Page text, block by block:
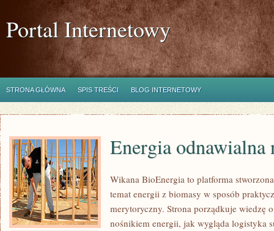
Portal Internetowy
STRONA GŁÓWNA SPIS TREŚCI BLOG INTERNETOWY
Energia odnawialna
Wikana BioEnergia to platforma
temat energii z biomasy w sposób
merytoryczny. Strona porządkuje wiedzę
nośnikiem energii, jak wygląda logistyka